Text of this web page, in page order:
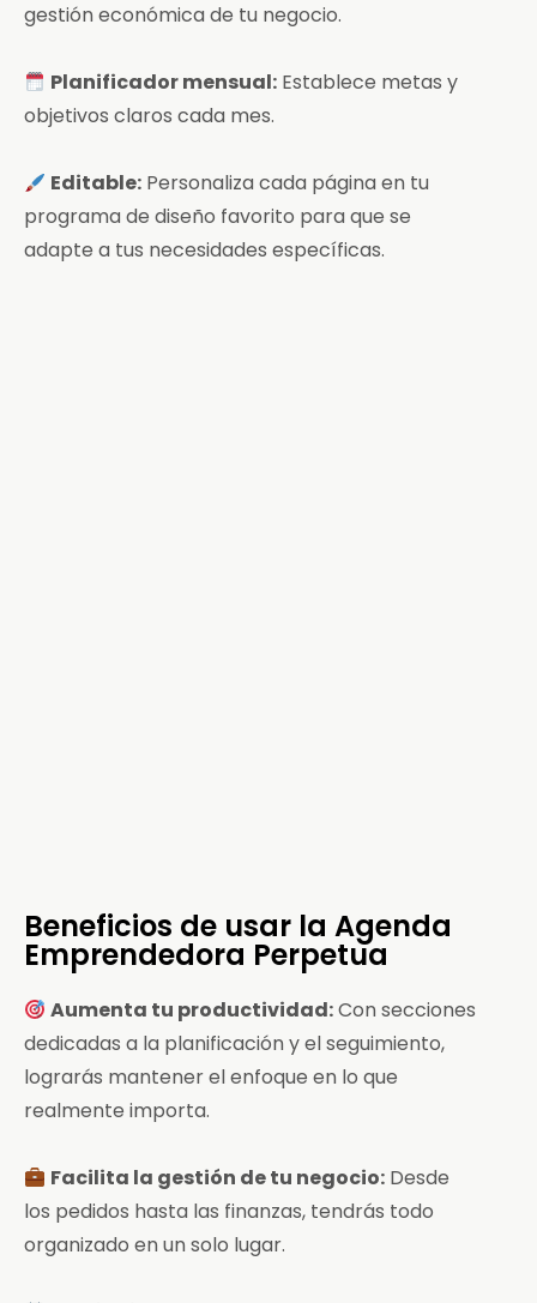
gestión económica de tu negocio.
Planificador mensual: Establece metas y
objetivos claros cada mes.
Editable: Personaliza cada página en tu
programa de diseño favorito para que se
adapte a tus necesidades específicas.
Beneficios de usar la Agenda
Emprendedora Perpetua
Aumenta tu productividad:Con secciones
dedicadas a la planificación y el seguimiento,
lograrás mantener el enfoque en lo que
realmente importa.
Facilita la gestión de tu negocio: Desde
los pedidos hasta las finanzas, tendrás todo
organizado en un solo lugar.